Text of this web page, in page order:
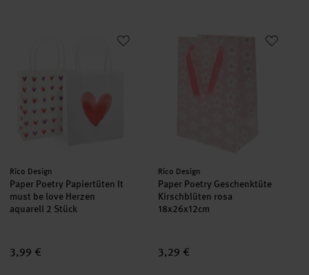
Paper Poetry Papiertüten It must be love Herzen aquarell 2
Hersteller:
Rico Design
Paper Poetry Papiertüten It
must be love Herzen
aquarell 2 Stück
3,99 €
Paper Poetry Geschenktüte
Hersteller:
Rico Design
Paper Poetry Geschenktüte
Kirschblüten rosa
18x26x12cm
3,29 €